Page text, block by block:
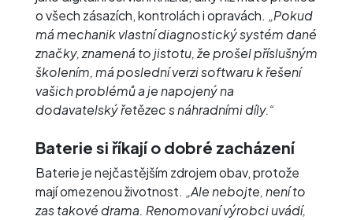
o všech zásazích, kontrolách i opravách. „Pokud
má mechanik vlastní diagnostický systém dané
značky, znamená to jistotu, že prošel příslušným
školením, má poslední verzi softwaru k řešení
vašich problémů a je napojený na
dodavatelský řetězec s náhradními díly.“
Baterie si říkají o dobré zacházení
Baterie je nejčastějším zdrojem obav, protože
mají omezenou životnost. „Ale nebojte, není to
zas takové drama. Renomovaní výrobci uvádí,